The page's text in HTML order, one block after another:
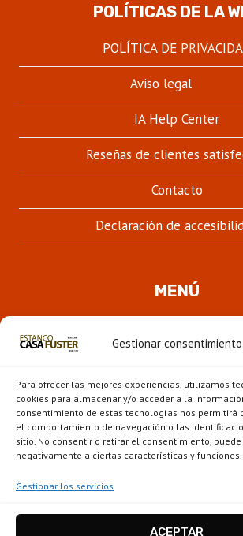
Gestionar consentimiento
Para ofrecer las mejores experiencias, utilizamos
cookies para almacenar y/o acceder a la
consentimiento de estas tecnologías nos permitirá
el comportamiento de navegación o las
sitio. No consentir o retirar el consentimiento,
negativamente a ciertas características y funciones.
Gestionar los servicios
ACEPTAR
POLÍTICAS DE LA
POLÍTICA DE
Aviso legal
IA Help Center
Reseñas de clientes
Contacto
Declaración de
MENÚ
Novedades
Escaparate